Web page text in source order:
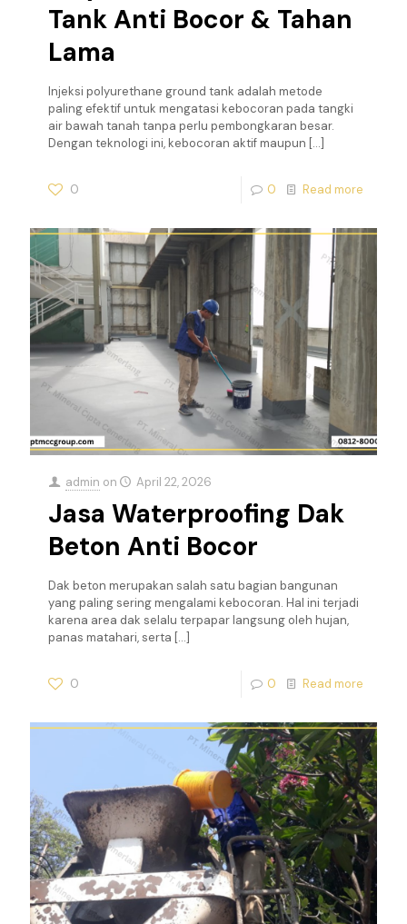
Tank Anti Bocor & Tahan
Lama
Injeksi polyurethane ground tank adalah metode
paling efektif untuk mengatasi kebocoran pada tangki
air bawah tanah tanpa perlu pembongkaran besar.
Dengan teknologi ini, kebocoran aktif maupun […]
0 0 Read more
admin on April 22, 2026
Jasa Waterproofing Dak
Beton Anti Bocor
Dak beton merupakan salah satu bagian bangunan
yang paling sering mengalami kebocoran. Hal ini terjadi
karena area dak selalu terpapar langsung oleh hujan,
panas matahari, serta […]
0 0 Read more